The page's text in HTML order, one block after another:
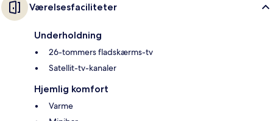
Værelsesfaciliteter
Underholdning
26-tommers fladskærms-tv
Satellit-tv-kanaler
Hjemlig komfort
Varme